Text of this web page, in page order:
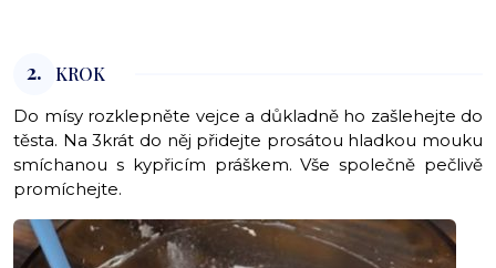
2. KROK
Do mísy rozklepněte vejce a důkladně ho zašlehejte do
těsta. Na 3krát do něj přidejte prosátou hladkou mouku
smíchanou s kypřicím práškem. Vše společně pečlivě
promíchejte.